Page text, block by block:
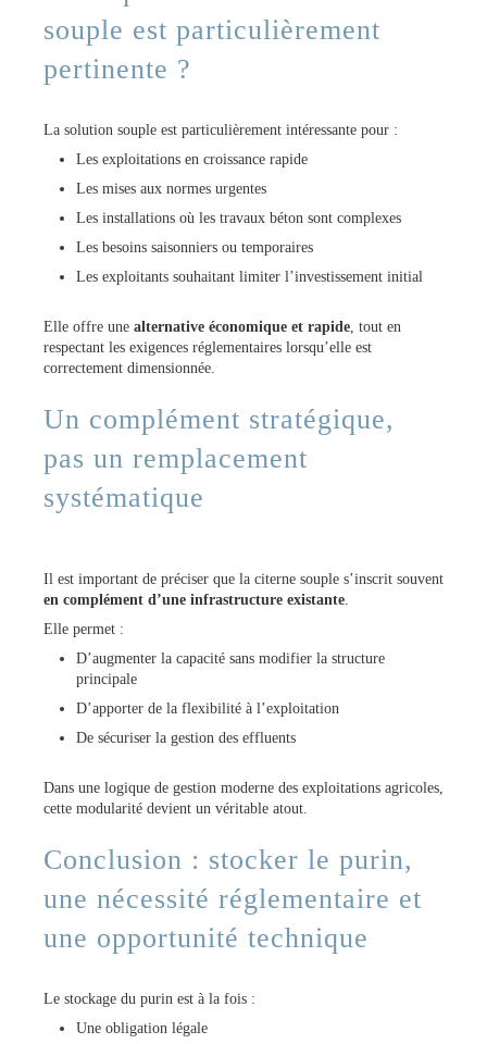
souple est particulièrement
pertinente ?
La solution souple est particulièrement intéressante pour :
Les exploitations en croissance rapide
Les mises aux normes urgentes
Les installations où les travaux béton sont complexes
Les besoins saisonniers ou temporaires
Les exploitants souhaitant limiter l’investissement initial
Elle offre une alternative économique et rapide, tout en
respectant les exigences réglementaires lorsqu’elle est
correctement dimensionnée.
Un complément stratégique,
pas un remplacement
systématique
Il est important de préciser que la citerne souple s’inscrit souvent
en complément d’une infrastructure existante.
Elle permet :
D’augmenter la capacité sans modifier la structure
principale
D’apporter de la flexibilité à l’exploitation
De sécuriser la gestion des effluents
Dans une logique de gestion moderne des exploitations agricoles,
cette modularité devient un véritable atout.
Conclusion : stocker le purin,
une nécessité réglementaire et
une opportunité technique
Le stockage du purin est à la fois :
Une obligation légale